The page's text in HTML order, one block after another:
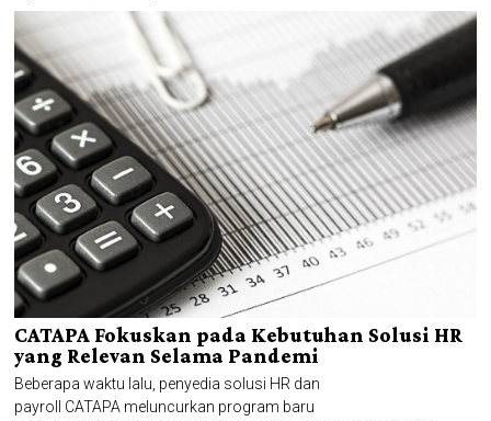
CATAPA Fokuskan pada Kebutuhan Solusi HR
yang Relevan Selama Pandemi
Beberapa waktu lalu, penyedia solusi HR dan
payroll CATAPA meluncurkan program baru